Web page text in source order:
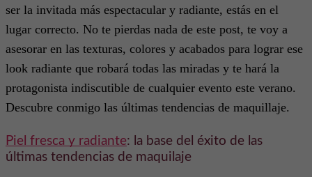
ser la invitada más espectacular y radiante, estás en el
lugar correcto. No te pierdas nada de este post, te voy a
asesorar en las texturas, colores y acabados para lograr ese
look radiante que robará todas las miradas y te hará la
protagonista indiscutible de cualquier evento este verano.
Descubre conmigo las últimas tendencias de maquillaje.
Piel fresca y radiante: la base del éxito de las
últimas tendencias de maquilaje